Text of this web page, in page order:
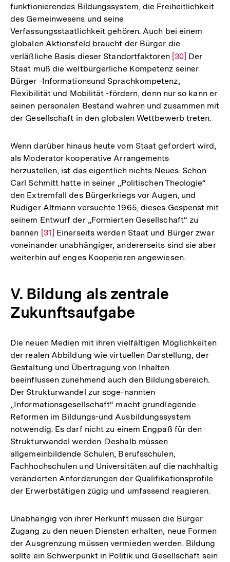
funktionierendes Bildungssystem, die Freiheitlichkeit
des Gemeinwesens und seine
Verfassungsstaatlichkeit gehören. Auch bei einem
globalen Aktionsfeld braucht der Bürger die
verläßliche Basis dieser Standortfaktoren Zur
Auflösung
der
Fußnote
[30] Der
Staat muß die weltbürgerliche Kompetenz seiner
Bürger -Informationsund Sprachkompetenz,
Flexibilität und Mobilität -fördern, denn nur so kann er
seinen personalen Bestand wahren und zusammen mit
der Gesellschaft in den globalen Wettbewerb treten.
Wenn darüber hinaus heute vom Staat gefordert wird,
als Moderator kooperative Arrangements
herzustellen, ist das eigentlich nichts Neues. Schon
Carl Schmitt hatte in seiner „Politischen Theologie“
den Extremfall des Bürgerkriegs vor Augen, und
Rüdiger Altmann versuchte 1965, dieses Gespenst mit
seinem Entwurf der „Formierten Gesellschaft“ zu
bannen Zur
Auflösung
der
[31] Einerseits werden Staat und Bürger zwar
voneinander unabhängiger, andererseits sind sie aber
weiterhin auf enges Kooperieren angewiesen.
V. Bildung als zentrale
Zukunftsaufgabe
Die neuen Medien mit ihren vielfältigen Möglichkeiten
der realen Abbildung wie virtuellen Darstellung, der
Gestaltung und Übertragung von Inhalten
beeinflussen zunehmend auch den Bildungsbereich.
Der Strukturwandel zur soge-nannten
„Informationsgesellschaft“ macht grundlegende
Reformen im Bildungs-und Ausbildungssystem
notwendig. Es darf nicht zu einem Engpaß für den
Strukturwandel werden. Deshalb müssen
allgemeinbildende Schulen, Berufsschulen,
Fachhochschulen und Universitäten auf die nachhaltig
veränderten Anforderungen der Qualifikationsprofile
der Erwerbstätigen zügig und umfassend reagieren.
Unabhängig von ihrer Herkunft müssen die Bürger
Zugang zu den neuen Diensten erhalten, neue Formen
der Ausgrenzung müssen vermieden werden. Bildung
sollte ein Schwerpunkt in Politik und Gesellschaft sein